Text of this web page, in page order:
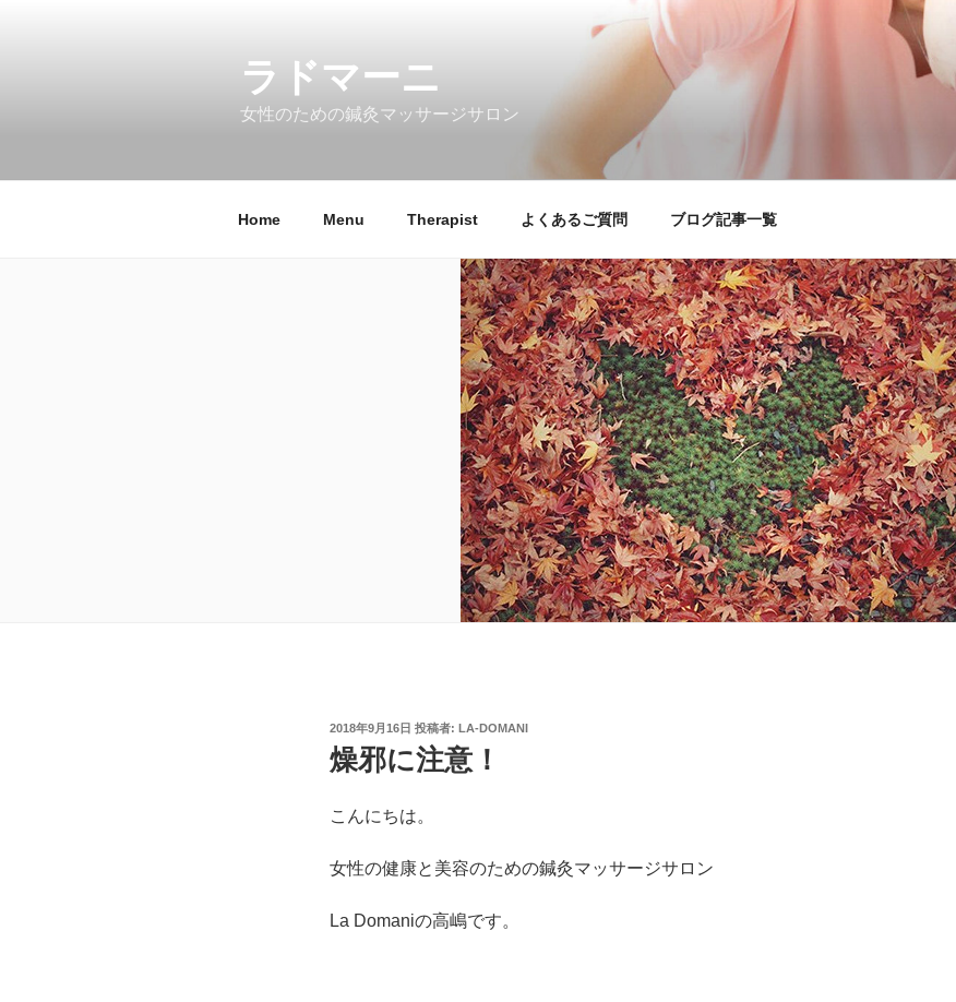
ラドマーニ
女性のための鍼灸マッサージサロン
Home Menu Therapist よくあるご質問 ブログ記事一覧
投
稿
日:
2018年9月16日 投稿者: LA-DOMANI
燥邪に注意！
こんにちは。
女性の健康と美容のための鍼灸マッサージサロン
La Domaniの高嶋です。